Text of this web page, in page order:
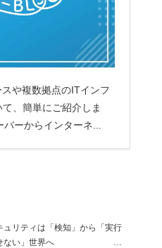
や複数拠点のITインフ
、簡単にご紹介しま
ーからインターネ...
ュリティは「検知」から「実行
せない」世界へ